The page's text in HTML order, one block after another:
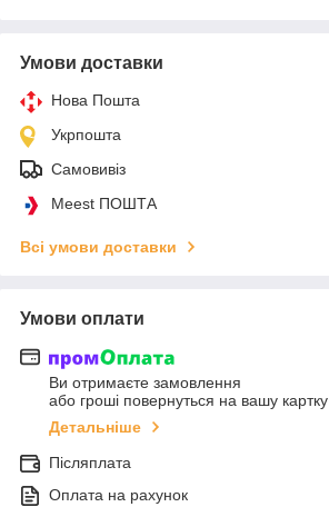
Умови доставки
Нова Пошта
Укрпошта
Самовивіз
Meest ПОШТА
Всі умови доставки
Умови оплати
Ви отримаєте замовлення
або гроші повернуться на вашу картку
Детальніше
Післяплата
Оплата на рахунок